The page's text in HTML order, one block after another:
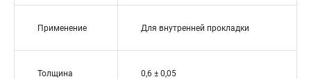
Применение Для внутренней прокладки
Толщина
0,6 ± 0,05